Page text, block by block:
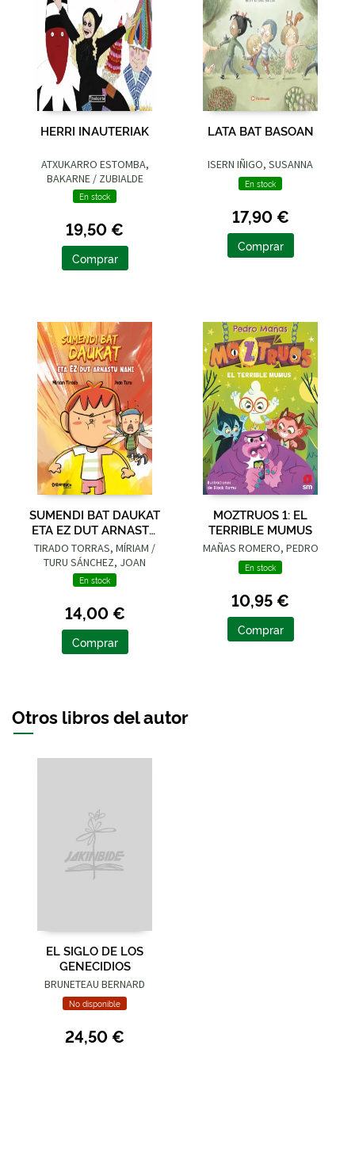
HERRI INAUTERIAK
ATXUKARRO ESTOMBA,
BAKARNE / ZUBIALDE
GRAJIRENA, IZASKUN
En stock
19,50 €
Comprar
LATA BAT BASOAN
ISERN IÑIGO, SUSANNA
En stock
17,90 €
Comprar
SUMENDI BAT DAUKAT
ETA EZ DUT ARNASTU
NAHI
TIRADO TORRAS, MÍRIAM /
TURU SÁNCHEZ, JOAN
En stock
14,00 €
Comprar
MOZTRUOS 1: EL
TERRIBLE MUMUS
MAÑAS ROMERO, PEDRO
En stock
10,95 €
Comprar
Otros libros del autor
EL SIGLO DE LOS
GENECIDIOS
BRUNETEAU BERNARD
No disponible
24,50 €